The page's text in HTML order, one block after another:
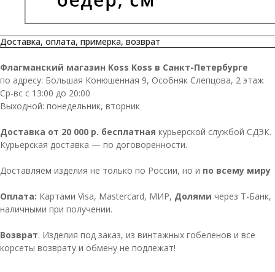
Доставка, оплата, примерка, возврат
Флагманский магазин Koss Koss в Санкт-Петербурге
по адресу: Большая Конюшенная 9, Особняк Слепцова, 2 этаж
Ср-вс с 13:00 до 20:00
Выходной: понедельник, вторник
Доставка от 20 000 р. бесплатная курьерской службой СДЭК.
Курьерская доставка — по договоренности.
Доставляем изделия не только по России, но и по всему миру
Оплата: Картами Visa, Mastercard, МИР, Долями через Т-Банк,
наличными при получении.
Возврат. Изделия под заказ, из винтажных гобеленов и все
корсеты возврату и обмену не подлежат!